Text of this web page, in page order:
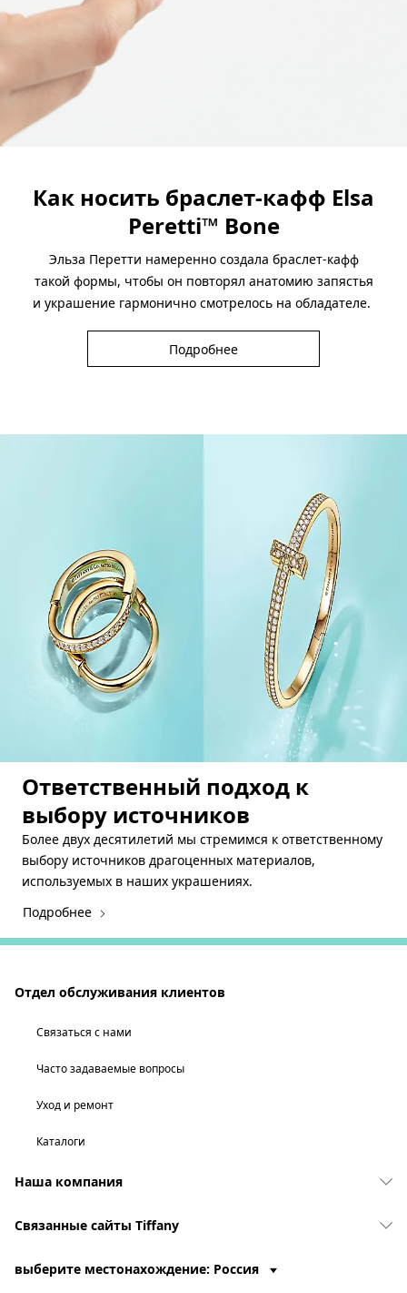
Как носить браслет-кафф Elsa
Peretti™ Bone
Эльза Перетти намеренно создала браслет-кафф
такой формы, чтобы он повторял анатомию запястья
и украшение гармонично смотрелось на обладателе.
Подробнее
Ответственный подход к
выбору источников
Более двух десятилетий мы стремимся к ответственному
выбору источников драгоценных материалов,
используемых в наших украшениях.
Подробнее
Отдел обслуживания клиентов
Связаться с нами
Часто задаваемые вопросы
Уход и ремонт
Каталоги
Наша компания
Связанные сайты Tiffany
выберите местонахождение: Россия